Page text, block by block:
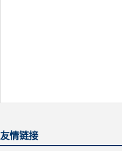
友情链接